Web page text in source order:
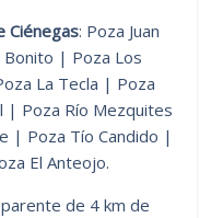
Ciénegas: Poza Juan
| Poza Los
La Tecla | Poza
| Poza Río Mezquites
| Poza Tío Candido |
El Anteojo.
de 4 km de